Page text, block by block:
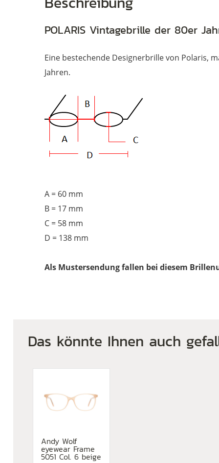
POLARIS Vintagebrille der 80er
Eine bestechende Designerbrille von Polaris,
Jahren.
A = 60 mm
B = 17 mm
C = 58 mm
D = 138 mm
Als Mustersendung fallen bei diesem
Das könnte Ihnen auch
Andy Wolf
eyewear Frame
5051 Col. 6 beige